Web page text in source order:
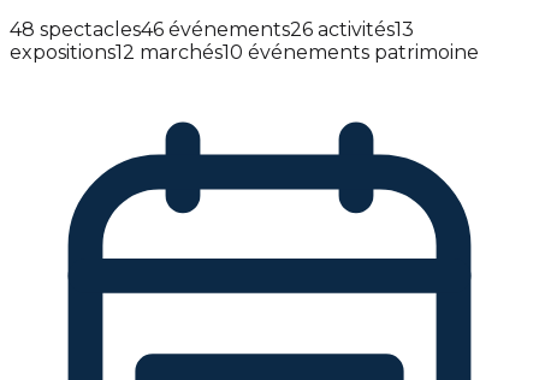
48 spectacles46 événements26 activités13
expositions12 marchés10 événements patrimoine